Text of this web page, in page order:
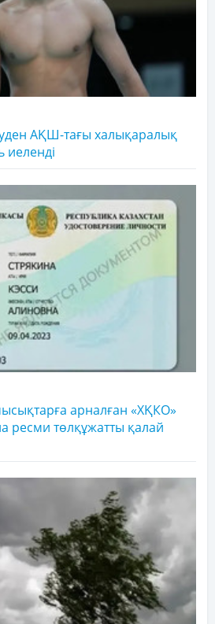
АҚШ-тағы халықаралық
иеленді
арналған «ХҚКО»
ресми төлқұжатты қалай